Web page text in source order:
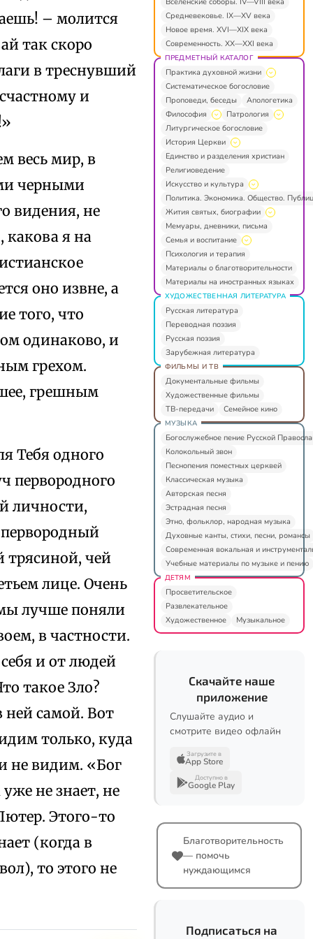
– молится
так скоро
в треснувший
и
весь мир, в
черными
видения, не
какова я на
оно извне, а
того, что
одинаково, и
грехом.
грешным
Тебя одного
первородного
личности,
трясиной, чей
лице. Очень
лучше поняли
в частности.
и от людей
такое Зло?
ней самой. Вот
только, куда
не видим. «Бог
не знает, не
Этого-то
(когда в
то этого не
Средневековье. IX—XV века
Новое время. XVI—XIX века
Современность. XX—XXI века
ПРЕДМЕТНЫЙ КАТАЛОГ
Практика духовной жизни
Систематическое богословие
Проповеди, беседы
Апологетика
Философия
Патрология
Литургическое богословие
История Церкви
Единство и разделения христиан
Религиоведение
Искусство и культура
Политика. Экономика. Общество.
Жития святых, биографии
Мемуары, дневники, письма
Семья и воспитание
Психология и терапия
Материалы о благотворительности
Материалы на иностранных языках
ХУДОЖЕСТВЕННАЯ ЛИТЕРАТУРА
Русская литература
Переводная поэзия
Русская поэзия
Зарубежная литература
ФИЛЬМЫ И ТВ
Документальные фильмы
Художественные фильмы
ТВ-передачи
Семейное кино
МУЗЫКА
Богослужебное пение Русской
Колокольный звон
Песнопения поместных церквей
Классическая музыка
Авторская песня
Эстрадная песня
Этно, фольклор, народная музыка
Духовные канты, стихи, песни, романсы
Современная вокальная и
Учебные материалы по музыке и пению
ДЕТЯМ
Просветительское
Развлекательное
Художественное
Музыкальное
Скачайте наше
приложение
Слушайте аудио и
смотрите видео офлайн
Загрузите в
App Store
Доступно в
Google Play
Благотворительность
— помочь
нуждающимся
Подписаться на